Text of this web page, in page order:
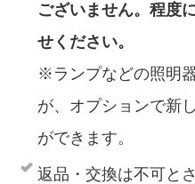
ございません。程度
せください。
※ランプなどの照明
が、オプションで新
ができます。
返品・交換は不可と